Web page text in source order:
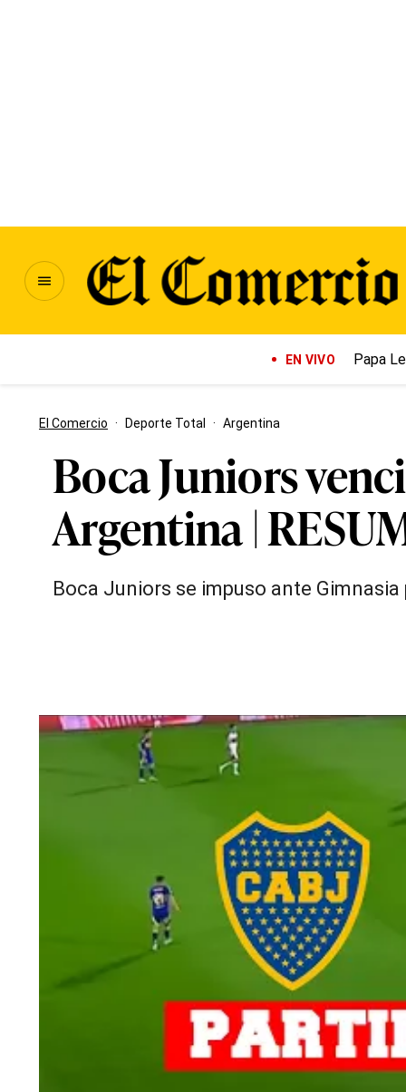
EN VIVO Papa
El Comercio · Deporte Total · Argentina
Boca Juniors
Argentina |
Boca Juniors se impuso ante